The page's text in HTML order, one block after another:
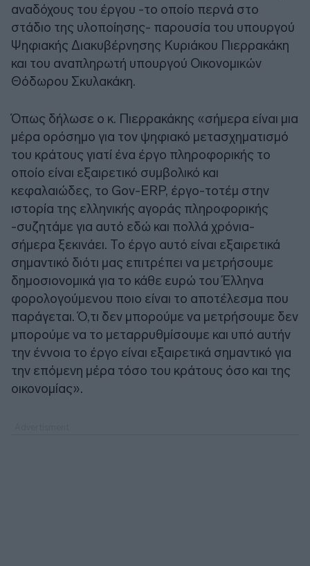
αναδόχους του έργου -το οποίο περνά στο
στάδιο της υλοποίησης- παρουσία του υπουργού
Ψηφιακής Διακυβέρνησης Κυριάκου Πιερρακάκη
και του αναπληρωτή υπουργού Οικονομικών
Θόδωρου Σκυλακάκη.
Όπως δήλωσε ο κ. Πιερρακάκης «σήμερα είναι μια
μέρα ορόσημο για τον ψηφιακό μετασχηματισμό
του κράτους γιατί ένα έργο πληροφορικής το
οποίο είναι εξαιρετικό συμβολικό και
κεφαλαιώδες, το Gov-ERP, έργο-τοτέμ στην
ιστορία της ελληνικής αγοράς πληροφορικής
-συζητάμε για αυτό εδώ και πολλά χρόνια-
σήμερα ξεκινάει. Το έργο αυτό είναι εξαιρετικά
σημαντικό διότι μας επιτρέπει να μετρήσουμε
δημοσιονομικά για το κάθε ευρώ του Έλληνα
φορολογούμενου ποιο είναι το αποτέλεσμα που
παράγεται. Ό,τι δεν μπορούμε να μετρήσουμε δεν
μπορούμε να το μεταρρυθμίσουμε και υπό αυτήν
την έννοια το έργο είναι εξαιρετικά σημαντικό για
την επόμενη μέρα τόσο του κράτους όσο και της
οικονομίας».